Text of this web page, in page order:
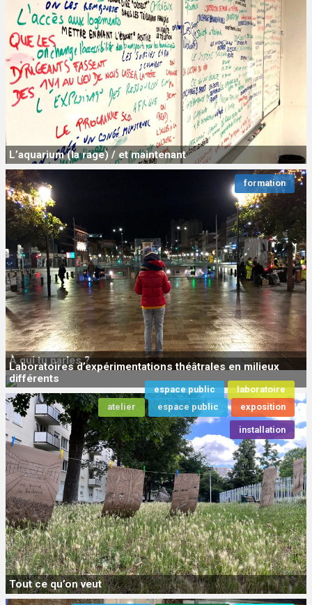
L’aquarium (la rage) / et maintenant
À qui tu parles ?
formation
Laboratoires d’expérimentations théâtrales en milieux
différents
espace public laboratoire
Tout ce qu’on veut
atelier espace public exposition
installation